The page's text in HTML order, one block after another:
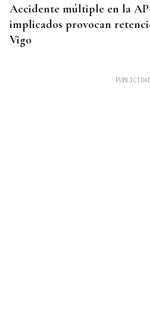
Accidente múltiple en la
implicados provocan
Vigo